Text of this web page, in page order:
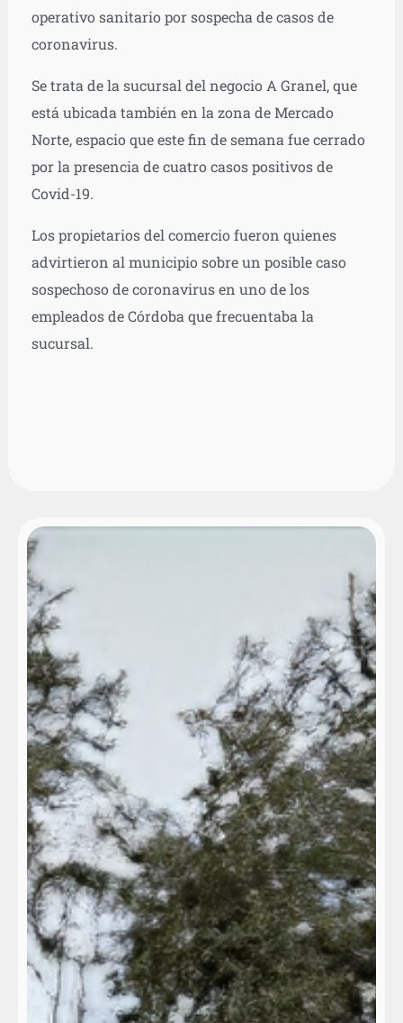
operativo sanitario por sospecha de casos de
coronavirus.
Se trata de la sucursal del negocio A Granel, que
está ubicada también en la zona de Mercado
Norte, espacio que este fin de semana fue cerrado
por la presencia de cuatro casos positivos de
Covid-19.
Los propietarios del comercio fueron quienes
advirtieron al municipio sobre un posible caso
sospechoso de coronavirus en uno de los
empleados de Córdoba que frecuentaba la
sucursal.